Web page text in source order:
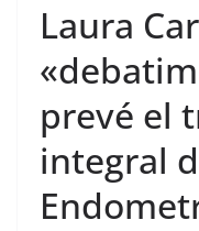
Laura
prevé el
integral